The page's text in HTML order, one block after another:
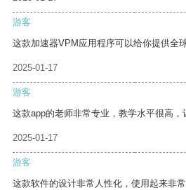
游客
这款加速器VPM应用程序可以给你提供全
2025-01-17
游客
这款app的老师非常专业，教学水平很高，
2025-01-17
游客
这款软件的设计非常人性化，使用起来非常